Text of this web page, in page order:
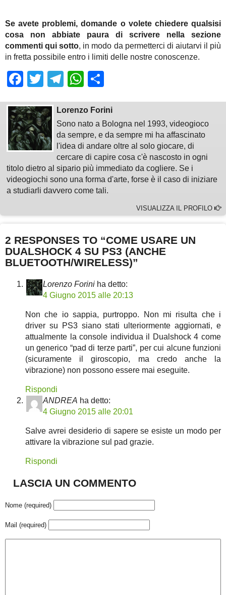
Se avete problemi, domande o volete chiedere qualsisi
cosa non abbiate paura di scrivere nella sezione
commenti qui sotto, in modo da permetterci di aiutarvi il più
in fretta possibile entro i limiti delle nostre conoscenze.
Facebook
TwitterTelegram
WhatsApp
Lorenzo Forini
Sono nato a Bologna nel 1993, videogioco
da sempre, e da sempre mi ha affascinato
l'idea di andare oltre al solo giocare, di
cercare di capire cosa c'è nascosto in ogni
titolo dietro al sipario più immediato da cogliere. Se i
videogiochi sono una forma d'arte, forse è il caso di iniziare
a studiarli davvero come tali.
VISUALIZZA IL PROFILO
2 RESPONSES TO “COME USARE UN
DUALSHOCK 4 SU PS3 (ANCHE
BLUETOOTH/WIRELESS)”
Lorenzo Forini ha detto:
4 Giugno 2015 alle 20:13
Non che io sappia, purtroppo. Non mi risulta che i
driver su PS3 siano stati ulteriormente aggiornati, e
attualmente la console individua il Dualshock 4 come
un generico “pad di terze parti”, per cui alcune funzioni
(sicuramente il giroscopio, ma credo anche la
vibrazione) non possono essere mai eseguite.
Rispondi
ANDREA ha detto:
4 Giugno 2015 alle 20:01
Salve avrei desiderio di sapere se esiste un modo per
attivare la vibrazione sul pad grazie.
Rispondi
LASCIA UN COMMENTO
Nome (required)
Mail (required)